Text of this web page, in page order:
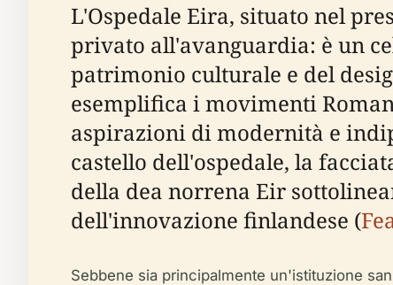
L'Ospedale Eira, situato nel
privato all'avanguardia: è un
patrimonio culturale e del
esemplifica i movimenti
aspirazioni di modernità e
castello dell'ospedale, la
della dea norrena Eir
dell'innovazione finlandese (
Sebbene sia principalmente un'istituzione